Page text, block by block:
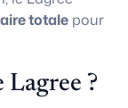
totale pour
?